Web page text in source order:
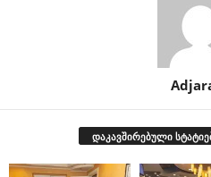
დაკავშირებული